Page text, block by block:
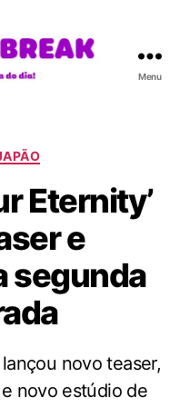
Menu
Eternity’
e
segunda
lançou novo teaser,
novo estúdio de